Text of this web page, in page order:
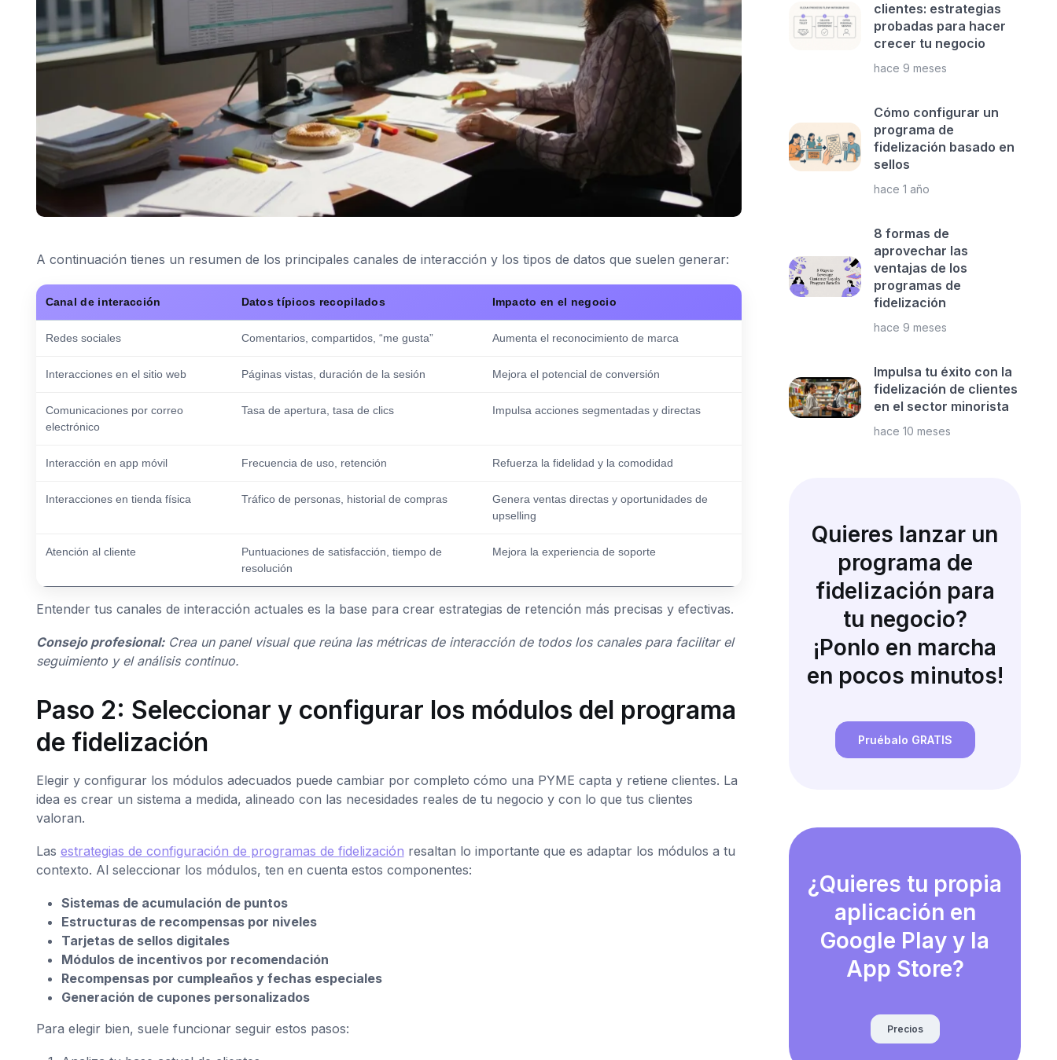
A continuación tienes un resumen de los principales canales de interacción y los tipos de datos que suelen generar:
Canal de interacción Datos típicos recopilados Impacto en el negocio
Redes sociales Comentarios, compartidos, “me gusta” Aumenta el reconocimiento de marca
Interacciones en el sitio web Páginas vistas, duración de la sesión Mejora el potencial de conversión
Comunicaciones por correo
electrónico
Tasa de apertura, tasa de clics Impulsa acciones segmentadas y directas
Interacción en app móvil Frecuencia de uso, retención Refuerza la fidelidad y la comodidad
Interacciones en tienda física Tráfico de personas, historial de compras
Genera ventas directas y oportunidades de
upselling
Atención al cliente
Puntuaciones de satisfacción, tiempo de
resolución
Mejora la experiencia de soporte
Entender tus canales de interacción actuales es la base para crear estrategias de retención más precisas y efectivas.
Consejo profesional: Crea un panel visual que reúna las métricas de interacción de todos los canales para facilitar el
seguimiento y el análisis continuo.
Paso 2: Seleccionar y configurar los módulos del programa
de fidelización
Elegir y configurar los módulos adecuados puede cambiar por completo cómo una PYME capta y retiene clientes. La
idea es crear un sistema a medida, alineado con las necesidades reales de tu negocio y con lo que tus clientes
valoran.
Las estrategias de configuración de programas de fidelización resaltan lo importante que es adaptar los módulos a tu
contexto. Al seleccionar los módulos, ten en cuenta estos componentes:
Sistemas de acumulación de puntos
Estructuras de recompensas por niveles
Tarjetas de sellos digitales
Módulos de incentivos por recomendación
Recompensas por cumpleaños y fechas especiales
Generación de cupones personalizados
Para elegir bien, suele funcionar seguir estos pasos:
clientes: estrategias
probadas para hacer
crecer tu negocio
hace 9 meses
Cómo configurar un
programa de
fidelización basado en
sellos
hace 1 año
8 formas de
aprovechar las
ventajas de los
programas de
fidelización
hace 9 meses
Impulsa tu éxito con la
fidelización de clientes
en el sector minorista
hace 10 meses
Quieres lanzar un
programa de
fidelización para
tu negocio?
¡Ponlo en marcha
en pocos minutos!
Pruébalo GRATIS
¿Quieres tu propia
aplicación en
Google Play y la
App Store?
Precios